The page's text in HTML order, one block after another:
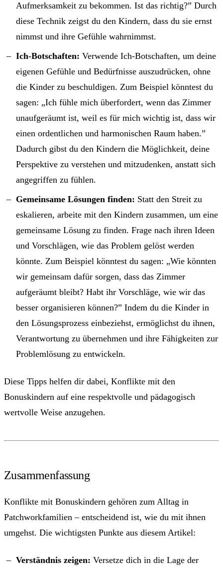
Aufmerksamkeit zu bekommen. Ist das richtig?” Durch
diese Technik zeigst du den Kindern, dass du sie ernst
nimmst und ihre Gefühle wahrnimmst.
Ich-Botschaften: Verwende Ich-Botschaften, um deine
eigenen Gefühle und Bedürfnisse auszudrücken, ohne
die Kinder zu beschuldigen. Zum Beispiel könntest du
sagen: „Ich fühle mich überfordert, wenn das Zimmer
unaufgeräumt ist, weil es für mich wichtig ist, dass wir
einen ordentlichen und harmonischen Raum haben.”
Dadurch gibst du den Kindern die Möglichkeit, deine
Perspektive zu verstehen und mitzudenken, anstatt sich
angegriffen zu fühlen.
Gemeinsame Lösungen finden: Statt den Streit zu
eskalieren, arbeite mit den Kindern zusammen, um eine
gemeinsame Lösung zu finden. Frage nach ihren Ideen
und Vorschlägen, wie das Problem gelöst werden
könnte. Zum Beispiel könntest du sagen: „Wie könnten
wir gemeinsam dafür sorgen, dass das Zimmer
aufgeräumt bleibt? Habt ihr Vorschläge, wie wir das
besser organisieren können?” Indem du die Kinder in
den Lösungsprozess einbeziehst, ermöglichst du ihnen,
Verantwortung zu übernehmen und ihre Fähigkeiten zur
Problemlösung zu entwickeln.
Diese Tipps helfen dir dabei, Konflikte mit den
Bonuskindern auf eine respektvolle und pädagogisch
wertvolle Weise anzugehen.
Zusammenfassung
Konflikte mit Bonuskindern gehören zum Alltag in
Patchworkfamilien – entscheidend ist, wie du mit ihnen
umgehst. Die wichtigsten Punkte aus diesem Artikel:
Verständnis zeigen: Versetze dich in die Lage der